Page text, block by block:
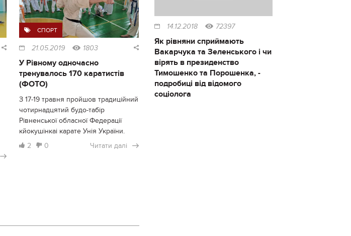
СПОРТ
21.05.2019 1803
У Рівному одночасно
тренувалось 170 каратистів
(ФОТО)
З 17-19 травня пройшов традиційний
чотирнадцятий будо-табір
Рівненської обласної Федерації
кйокушінкаі карате Унія України.
2
0 Читати далі
14.12.2018 72397
Як рівняни сприймають
Вакарчука та Зеленського і чи
вірять в президенство
Тимошенко та Порошенка, -
подробиці від відомого
соціолога